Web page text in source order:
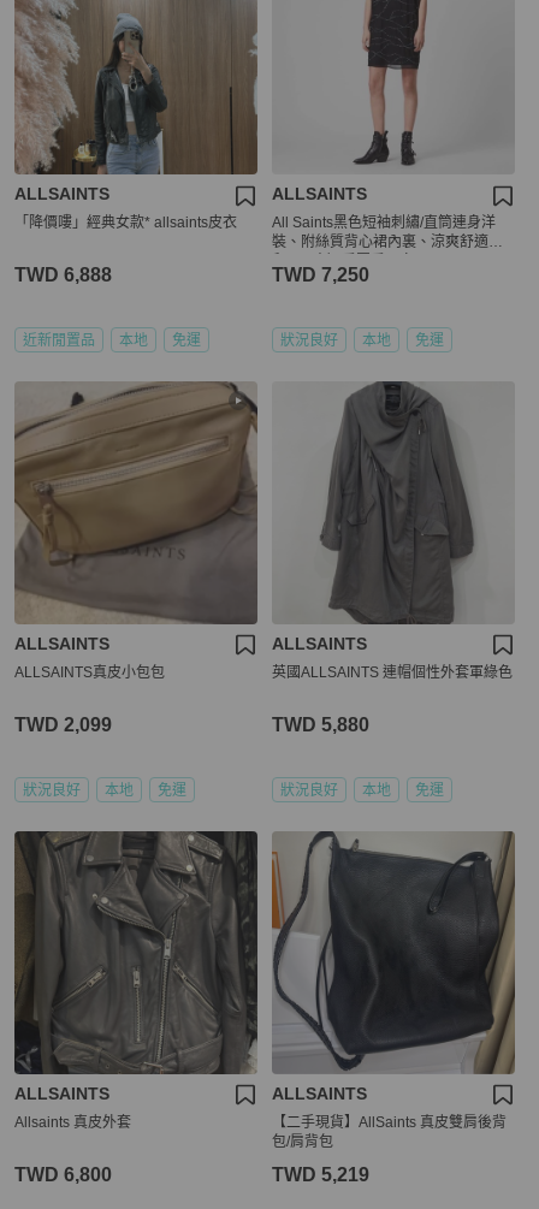
ALLSAINTS
「降價嘍」經典女款* allsaints皮衣
TWD 6,888
近新閒置品 本地 免運
ALLSAINTS
All Saints黑色短袖刺繡/直筒連身洋
裝、附絲質背心裙內裏、涼爽舒適（S
TWD 7,250
狀況良好 本地 免運
ALLSAINTS
ALLSAINTS真皮小包包
TWD 2,099
狀況良好 本地 免運
ALLSAINTS
英國ALLSAINTS 連帽個性外套軍綠色
TWD 5,880
狀況良好 本地 免運
ALLSAINTS
Allsaints 真皮外套
TWD 6,800
ALLSAINTS
【二手現貨】AllSaints 真皮雙肩後背
包/肩背包
TWD 5,219